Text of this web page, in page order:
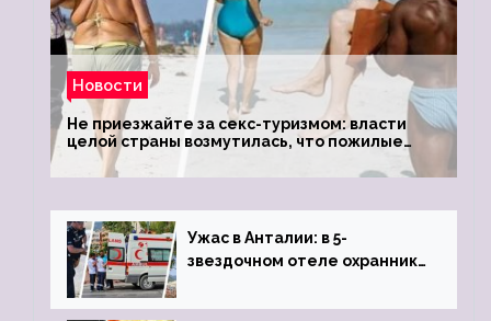
Новости
Не приезжайте за секс-туризмом: власти
целой страны возмутилась, что пожилые
туристки массово едут к ним, чтобы
обзавестись молодыми любовниками
Ужас в Анталии: в 5-
звездочном отеле охранник
пистолета